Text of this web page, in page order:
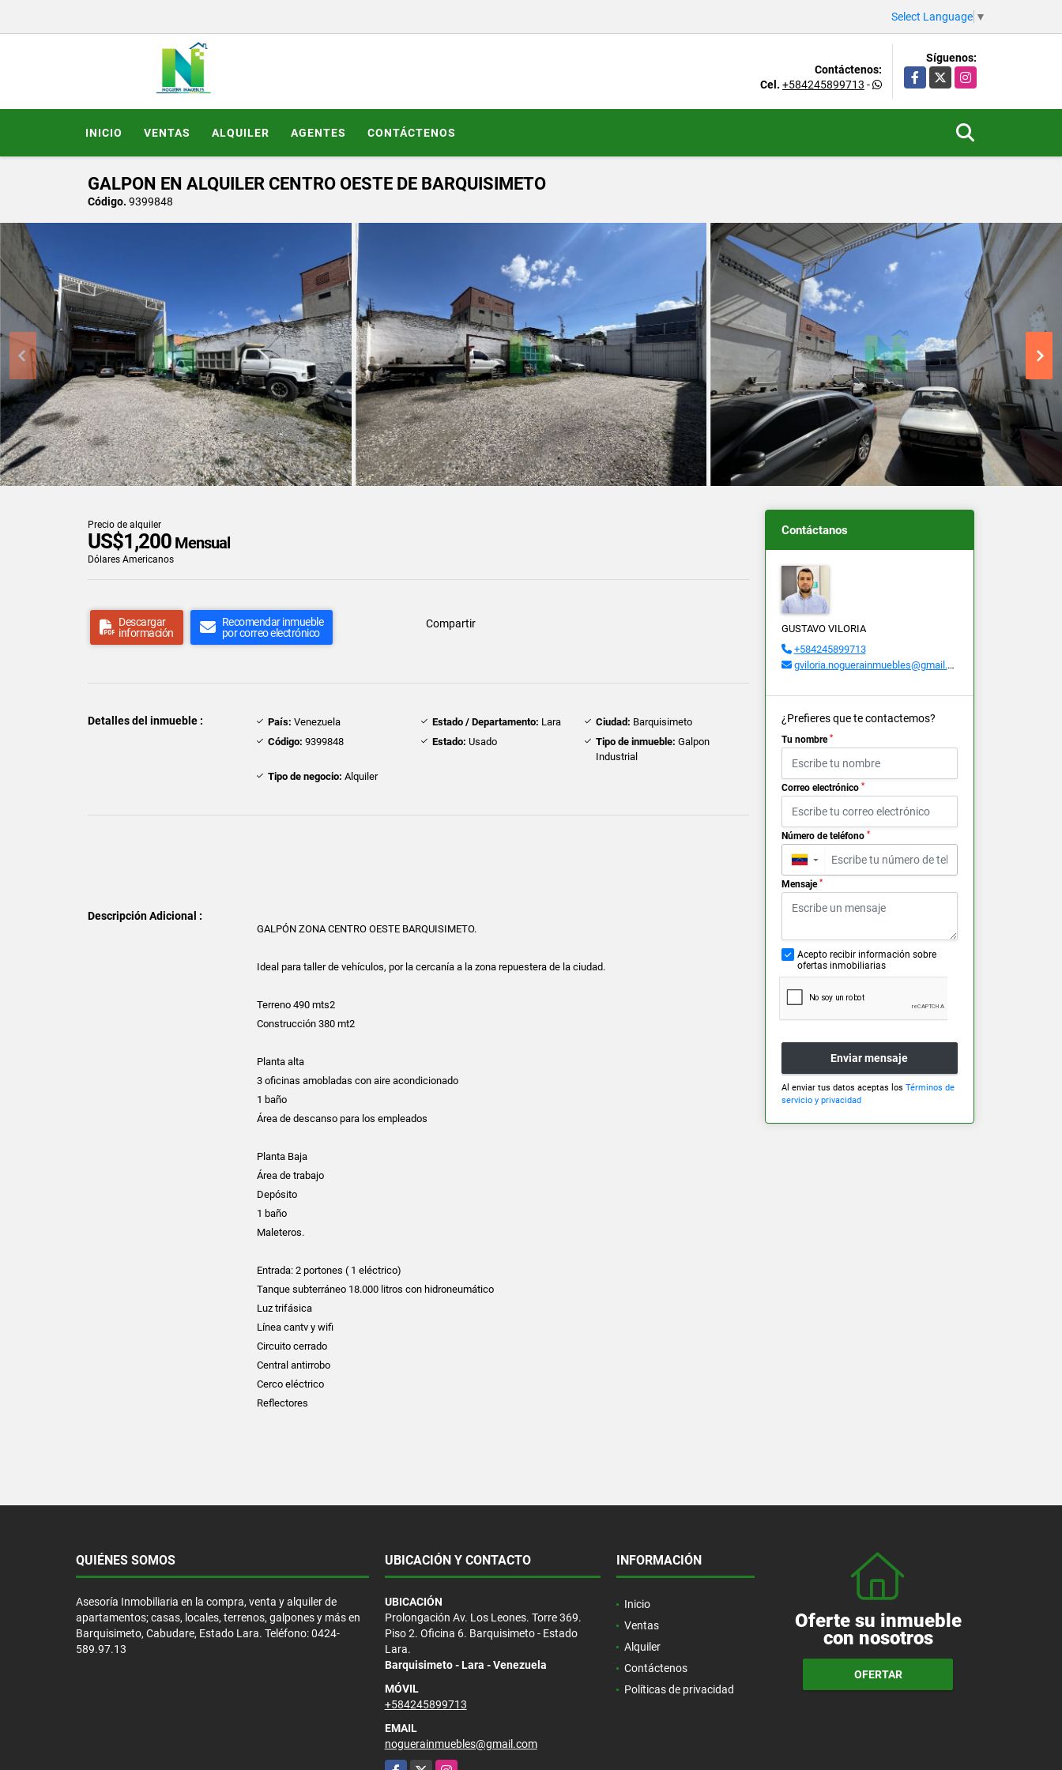
Select Language ▼
Contáctenos:
Cel. +584245899713 -
Síguenos:
Facebook
X Instagram
INICIO VENTAS ALQUILER AGENTES CONTÁCTENOS
GALPON EN ALQUILER CENTRO OESTE DE BARQUISIMETO
Código. 9399848
Precio de alquiler
US$1,200 Mensual
Dólares Americanos
Descargar
información
Recomendar inmueble
por correo electrónico
Compartir
Detalles del inmueble : País: Venezuela Estado / Departamento: Lara Ciudad: Barquisimeto
Código: 9399848 Estado: Usado Tipo de inmueble: Galpon
Industrial
Tipo de negocio: Alquiler
Descripción Adicional :
GALPÓN ZONA CENTRO OESTE BARQUISIMETO.
Ideal para taller de vehículos, por la cercanía a la zona repuestera de la ciudad.
Terreno 490 mts2
Construcción 380 mt2
Planta alta
3 oficinas amobladas con aire acondicionado
1 baño
Área de descanso para los empleados
Planta Baja
Área de trabajo
Depósito
1 baño
Maleteros.
Entrada: 2 portones ( 1 eléctrico)
Tanque subterráneo 18.000 litros con hidroneumático
Luz trifásica
Línea cantv y wifi
Circuito cerrado
Central antirrobo
Cerco eléctrico
Reflectores
Contáctanos
GUSTAVO VILORIA
+584245899713
gviloria.noguerainmuebles@gmail.com
¿Prefieres que te contactemos?
Tu nombre *
Correo electrónico *
Número de teléfono *
▼
Mensaje *
Acepto recibir información sobre
ofertas inmobiliarias
Enviar mensaje
Al enviar tus datos aceptas los Términos de
servicio y privacidad
QUIÉNES SOMOS
Asesoría Inmobiliaria en la compra, venta y alquiler de
apartamentos; casas, locales, terrenos, galpones y más en
Barquisimeto, Cabudare, Estado Lara. Teléfono: 0424-
589.97.13
UBICACIÓN Y CONTACTO
UBICACIÓN
Prolongación Av. Los Leones. Torre 369.
Piso 2. Oficina 6. Barquisimeto - Estado
Lara.
Barquisimeto - Lara - Venezuela
MÓVIL
+584245899713
EMAIL
noguerainmuebles@gmail.com
INFORMACIÓN
Inicio
Ventas
Alquiler
Contáctenos
Políticas de privacidad
Oferte su inmueble
con nosotros
OFERTAR